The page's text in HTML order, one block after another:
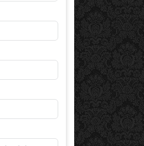
21-1- Advertising on